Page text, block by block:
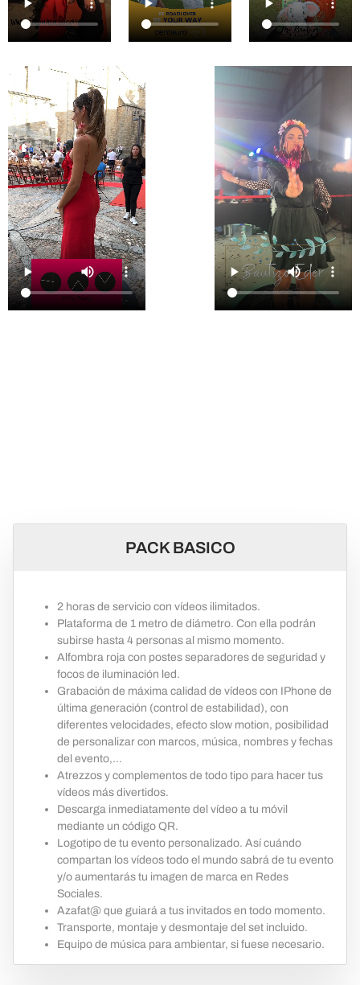
PACK BASICO
2 horas de servicio con vídeos ilimitados.
Plataforma de 1 metro de diámetro. Con ella podrán
subirse hasta 4 personas al mismo momento.
Alfombra roja con postes separadores de seguridad y
focos de iluminación led.
Grabación de máxima calidad de vídeos con IPhone de
última generación (control de estabilidad), con
diferentes velocidades, efecto slow motion, posibilidad
de personalizar con marcos, música, nombres y fechas
del evento,…
Atrezzos y complementos de todo tipo para hacer tus
vídeos más divertidos.
Descarga inmediatamente del vídeo a tu móvil
mediante un código QR.
Logotipo de tu evento personalizado. Así cuándo
compartan los vídeos todo el mundo sabrá de tu evento
y/o aumentarás tu imagen de marca en Redes
Sociales.
Azafat@ que guiará a tus invitados en todo momento.
Transporte, montaje y desmontaje del set incluido.
Equipo de música para ambientar, si fuese necesario.